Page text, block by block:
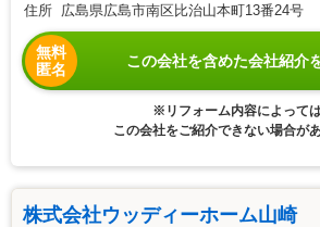
住所 広島県広島市南区比治山本町13番24号
無料
匿名
この会社を含めた会社紹介
※リフォーム内容によっては
この会社をご紹介できない場合があ
株式会社ウッディーホーム山崎